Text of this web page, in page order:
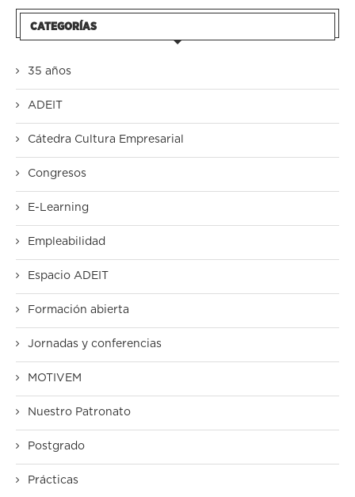
CATEGORÍAS
35 años
ADEIT
Cátedra Cultura Empresarial
Congresos
E-Learning
Empleabilidad
Espacio ADEIT
Formación abierta
Jornadas y conferencias
MOTIVEM
Nuestro Patronato
Postgrado
Prácticas